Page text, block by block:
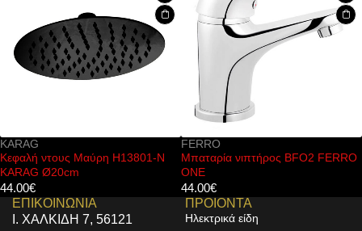
N
Μπαταρία νιπτήρος BFO2 FERRO
ONE
Μπαταρία μπιντέ
ΕΠΙΚΟΙΝΩΝΙΑ
Ι. ΧΑΛΚΙΔΗ 7, 56121
ΠΡΟΙΟΝΤΑ
Ηλεκτρικά είδη